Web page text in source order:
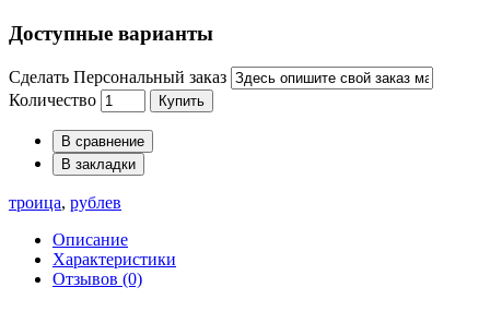
Доступные варианты
Сделать Персональный заказ
Количество
Купить
В сравнение
В закладки
троица, рублев
Описание
Характеристики
Отзывов (0)